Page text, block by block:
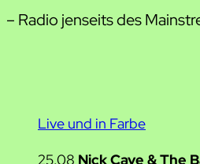
– Radio jenseits des
Live und in Farbe
25.08 Nick Cave & The